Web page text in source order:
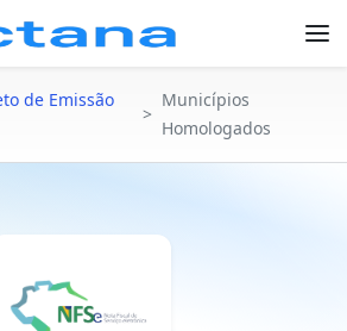
de Emissão
>
Municípios
Homologados